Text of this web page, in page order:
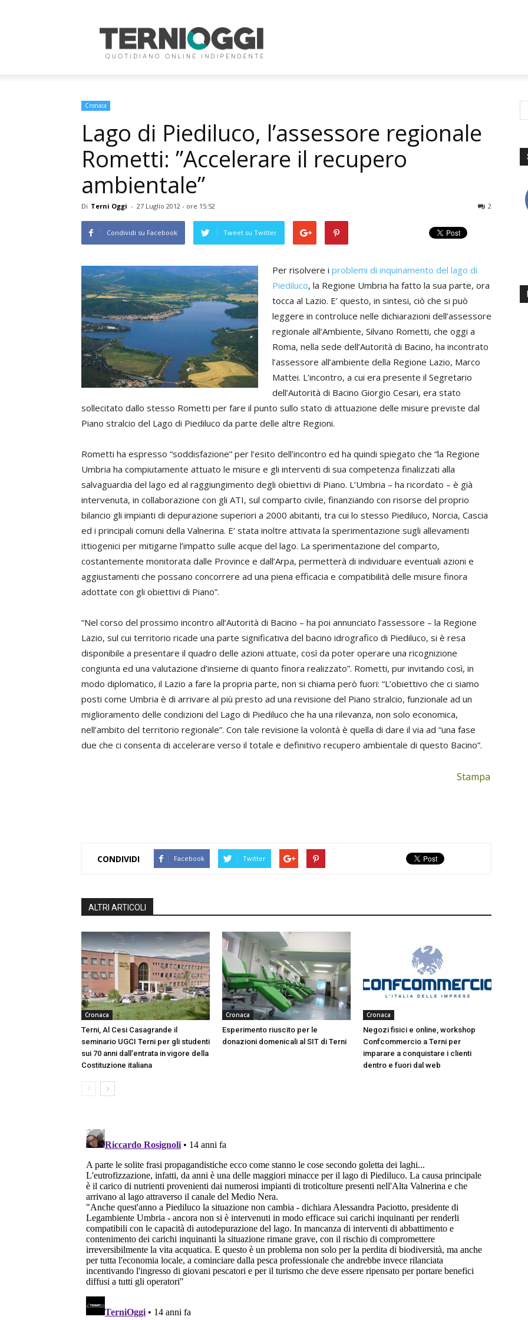
Oggi
Cronaca
Lago di Piediluco, l’assessore regionale
Rometti: ”Accelerare il recupero
ambientale”
Di Terni Oggi - 27 Luglio 2012 - ore 15:52 2
Condividi su Facebook Tweet su Twitter
Per risolvere i problemi di inquinamento del lago di
Piediluco, la Regione Umbria ha fatto la sua parte, ora
tocca al Lazio. E’ questo, in sintesi, ciò che si può
leggere in controluce nelle dichiarazioni dell’assessore
regionale all’Ambiente, Silvano Rometti, che oggi a
Roma, nella sede dell’Autorità di Bacino, ha incontrato
l’assessore all’ambiente della Regione Lazio, Marco
Mattei. L’incontro, a cui era presente il Segretario
dell’Autorità di Bacino Giorgio Cesari, era stato
sollecitato dallo stesso Rometti per fare il punto sullo stato di attuazione delle misure previste dal
Piano stralcio del Lago di Piediluco da parte delle altre Regioni.
Rometti ha espresso “soddisfazione” per l’esito dell’incontro ed ha quindi spiegato che “la Regione
Umbria ha compiutamente attuato le misure e gli interventi di sua competenza finalizzati alla
salvaguardia del lago ed al raggiungimento degli obiettivi di Piano. L’Umbria – ha ricordato – è già
intervenuta, in collaborazione con gli ATI, sul comparto civile, finanziando con risorse del proprio
bilancio gli impianti di depurazione superiori a 2000 abitanti, tra cui lo stesso Piediluco, Norcia, Cascia
ed i principali comuni della Valnerina. E’ stata inoltre attivata la sperimentazione sugli allevamenti
ittiogenici per mitigarne l’impatto sulle acque del lago. La sperimentazione del comparto,
costantemente monitorata dalle Province e dall’Arpa, permetterà di individuare eventuali azioni e
aggiustamenti che possano concorrere ad una piena efficacia e compatibilità delle misure finora
adottate con gli obiettivi di Piano”.
“Nel corso del prossimo incontro all’Autorità di Bacino – ha poi annunciato l’assessore – la Regione
Lazio, sul cui territorio ricade una parte significativa del bacino idrografico di Piediluco, si è resa
disponibile a presentare il quadro delle azioni attuate, così da poter operare una ricognizione
congiunta ed una valutazione d’insieme di quanto finora realizzato”. Rometti, pur invitando così, in
modo diplomatico, il Lazio a fare la propria parte, non si chiama però fuori: “L’obiettivo che ci siamo
posti come Umbria è di arrivare al più presto ad una revisione del Piano stralcio, funzionale ad un
miglioramento delle condizioni del Lago di Piediluco che ha una rilevanza, non solo economica,
nell’ambito del territorio regionale”. Con tale revisione la volontà è quella di dare il via ad “una fase
due che ci consenta di accelerare verso il totale e definitivo recupero ambientale di questo Bacino”.
Stampa
CONDIVIDI Facebook Twitter
ALTRI ARTICOLI
Cronaca
Terni, Al Cesi Casagrande il
seminario UGCI Terni per gli studenti
sui 70 anni dall’entrata in vigore della
Costituzione italiana
Cronaca
Esperimento riuscito per le
donazioni domenicali al SIT di Terni
Cronaca
Negozi fisici e online, workshop
Confcommercio a Terni per
imparare a conquistare i clienti
dentro e fuori dal web